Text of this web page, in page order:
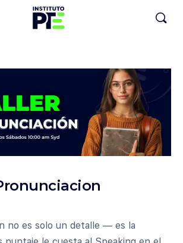
no es solo un detalle — es la